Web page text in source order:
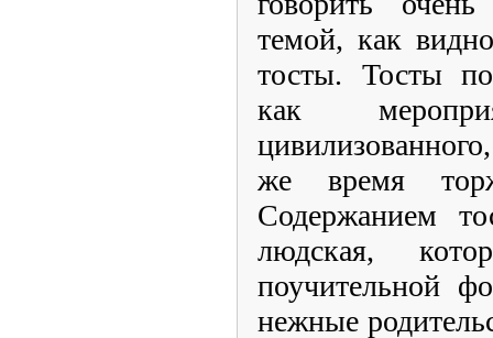
темой, как
тосты. Тосты
как
же время
Содержанием
людская,
поучительной
нежные